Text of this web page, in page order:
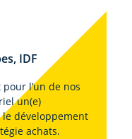
IDF
l’un de nos
un(e)
développement
achats.